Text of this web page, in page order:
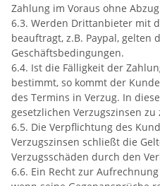
Zahlung im Voraus ohne
6.3. Werden Drittanbieter mit
beauftragt, z.B. Paypal, gelten
Geschäftsbedingungen.
6.4. Ist die Fälligkeit der
bestimmt, so kommt der
des Termins in Verzug. In
gesetzlichen Verzugszinsen zu
6.5. Die Verpflichtung des
Verzugszinsen schließt die
Verzugsschäden durch den
6.6. Ein Recht zur